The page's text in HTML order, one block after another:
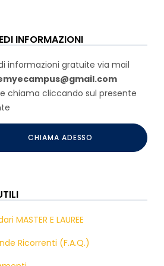
INFORMAZIONI
informazioni gratuite via mail
chiama cliccando sul presente
CHIAMA ADESSO
MASTER E LAUREE
Ricorrenti (F.A.Q.)